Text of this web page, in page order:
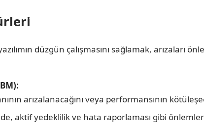
düzgün çalışmasını sağlamak,
arızalanacağını veya performansının
aktif yedeklilik ve hata raporlaması gibi